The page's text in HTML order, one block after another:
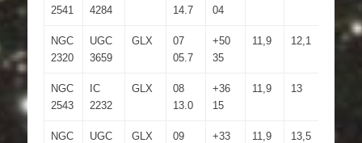
2541
4284
14.7
04
NGC
2320
UGC
3659
GLX
07
05.7
+50
35
11,9 12,1
NGC
2543
IC
2232
GLX
08
13.0
+36
15
11,9 13
NGC
UGC
GLX
09
+33
11,9 13,5